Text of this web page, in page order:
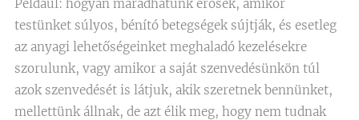
Például: hogyan maradhatunk erősek, amikor
testünket súlyos, bénító betegségek sújtják, és esetleg
az anyagi lehetőségeinket meghaladó kezelésekre
szorulunk, vagy amikor a saját szenvedésünkön túl
azok szenvedését is látjuk, akik szeretnek bennünket,
mellettünk állnak, de azt élik meg, hogy nem tudnak